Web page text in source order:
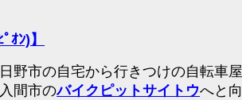
ｵﾝ)】
野市の自宅から行きつけの自転車
間市のバイクピットサイトウへと